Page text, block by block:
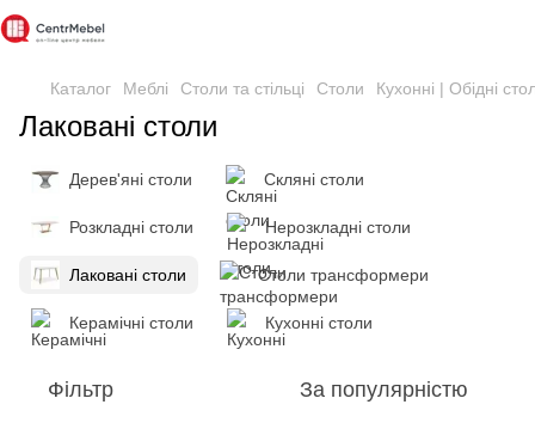
Каталог Меблі Столи та стільці Столи Кухонні | Обідні
Лаковані столи
Дерев'яні столи Скляні столи
Розкладні столи Нерозкладні столи
Лаковані столи Столи трансформери
Керамічні столи Кухонні столи
Фільтр За популярністю